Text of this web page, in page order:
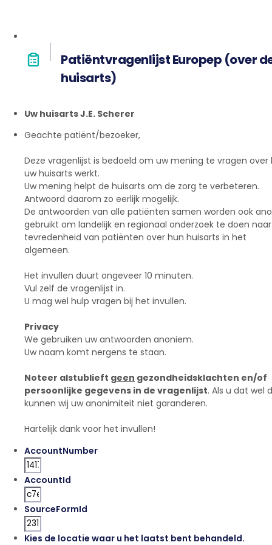
Patiëntvragenlijst Europep (over
huisarts)
Uw huisarts J.E. Scherer
Geachte patiënt/bezoeker,
Deze vragenlijst is bedoeld om uw mening te vragen over
uw huisarts werkt.
Uw mening helpt de huisarts om de zorg te verbeteren.
Antwoord daarom zo eerlijk mogelijk.
De antwoorden van alle patiënten samen worden ook
gebruikt om landelijk en regionaal onderzoek te doen
tevredenheid van patiënten over hun huisarts in het
algemeen.
Het invullen duurt ongeveer 10 minuten.
Vul zelf de vragenlijst in.
U mag wel hulp vragen bij het invullen.
Privacy
We gebruiken uw antwoorden anoniem.
Uw naam komt nergens te staan.
Noteer alstublieft geen gezondheidsklachten en/of
persoonlijke gegevens in de vragenlijst. Als u dat wel
kunnen wij uw anonimiteit niet garanderen.
Hartelijk dank voor het invullen!
AccountNumber
AccountId
SourceFormId
Kies de locatie waar u het laatst bent behandeld.